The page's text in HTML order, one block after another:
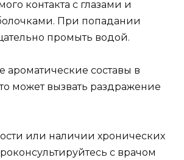
контакта с глазами и
При попадании
промыть водой.
ароматические составы в
может вызвать раздражение
или наличии хронических
с врачом